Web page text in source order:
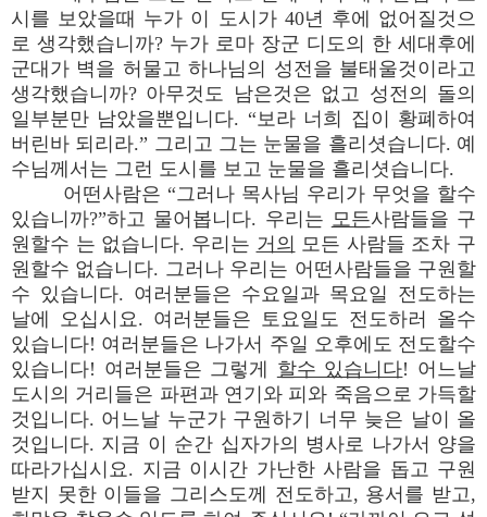
시를 보았을때 누가 이 도시가 40년 후에 없어질것으
로 생각했습니까? 누가 로마 장군 디도의 한 세대후에
군대가 벽을 허물고 하나님의 성전을 불태울것이라고
생각했습니까? 아무것도 남은것은 없고 성전의 돌의
일부분만 남았을뿐입니다. “보라 너희 집이 황폐하여
버린바 되리라.” 그리고 그는 눈물을 흘리셧습니다. 예
수님께서는 그런 도시를 보고 눈물을 흘리셧습니다.
어떤사람은 “그러나 목사님 우리가 무엇을 할수
있습니까?”하고 물어봅니다. 우리는 모든사람들을 구
원할수 는 없습니다. 우리는 거의 모든 사람들 조차 구
원할수 없습니다. 그러나 우리는 어떤사람들을 구원할
수 있습니다. 여러분들은 수요일과 목요일 전도하는
날에 오십시요. 여러분들은 토요일도 전도하러 올수
있습니다! 여러분들은 나가서 주일 오후에도 전도할수
있습니다! 여러분들은 그렇게 할수 있습니다! 어느날
도시의 거리들은 파편과 연기와 피와 죽음으로 가득할
것입니다. 어느날 누군가 구원하기 너무 늦은 날이 올
것입니다. 지금 이 순간 십자가의 병사로 나가서 양을
따라가십시요. 지금 이시간 가난한 사람을 돕고 구원
받지 못한 이들을 그리스도께 전도하고, 용서를 받고,